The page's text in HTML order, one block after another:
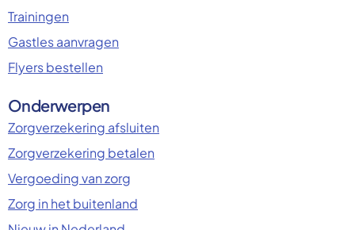
Trainingen
Gastles aanvragen
Flyers bestellen
Onderwerpen
Zorgverzekering afsluiten
Zorgverzekering betalen
Vergoeding van zorg
Zorg in het buitenland